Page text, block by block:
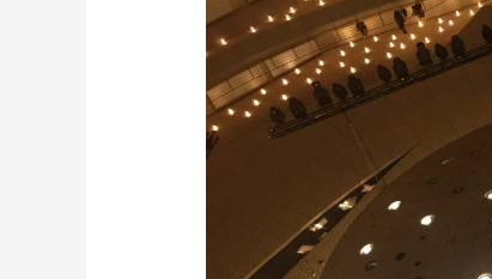
neues
Leben
ab
September
2019